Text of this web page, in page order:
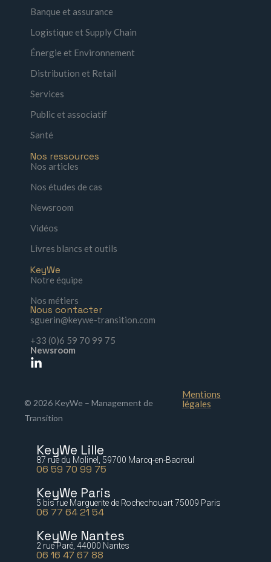
Banque et assurance
Logistique et Supply Chain
Énergie et Environnement
Distribution et Retail
Services
Public et associatif
Santé
Nos ressources
Nos articles
Nos études de cas
Newsroom
Vidéos
Livres blancs et outils
KeyWe
Notre équipe
Nos métiers
Nous contacter
sguerin@keywe-transition.com
+33 (0)6 59 70 99 75
Newsroom
© 2026 KeyWe – Management de
Transition
Mentions
légales
KeyWe Lille
87 rue du Molinel, 59700 Marcq-en-Baoreul
06 59 70 99 75
KeyWe Paris
5 bis rue Marguerite de Rochechouart 75009 Paris
06 77 64 21 54
KeyWe Nantes
2 rue Paré, 44000 Nantes
06 16 47 67 88